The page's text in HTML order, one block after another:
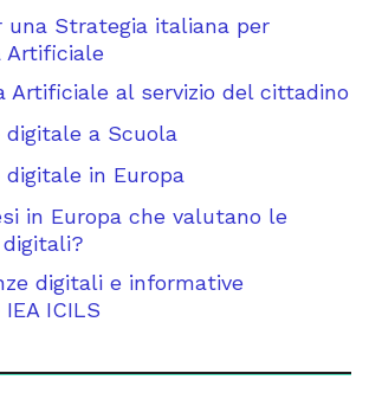
una Strategia italiana per
Artificiale
Artificiale al servizio del cittadino
digitale a Scuola
digitale in Europa
in Europa che valutano le
digitali e informative
ICILS